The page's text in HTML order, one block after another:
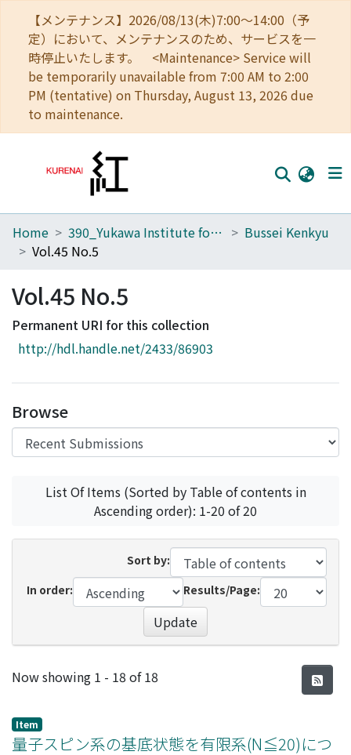
【メンテナンス】2026/08/13(木)7:00～14:00（予
定）において、メンテナンスのため、サービスを一
時停止いたします。 <Maintenance> Service will
be temporarily unavailable from 7:00 AM to 2:00
PM (tentative) on Thursday, August 13, 2026 due
to maintenance.
Home
Browse
Download Ranking
Access Statistics
Home 390_Yukawa Institute for Theoretical Physics
Bussei Kenkyu
Vol.45 No.5
Vol.45 No.5
Permanent URI for this collection
http://hdl.handle.net/2433/86903
Browse
List Of Items (Sorted by Table of contents in
Ascending order): 1-20 of 20
Sort by:
In order:
Results/Page:
Update
Recent Submissions
Now showing 1 - 18 of 18
Item
量子スピン系の基底状態を有限系(N≦20)につ